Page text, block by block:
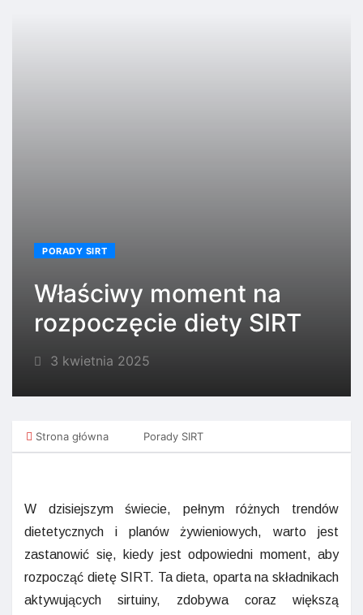
PORADY SIRT
Właściwy moment na
rozpoczęcie diety SIRT
3 kwietnia 2025
Strona główna Porady SIRT
W dzisiejszym świecie, pełnym różnych trendów
dietetycznych i planów żywieniowych, warto jest
zastanowić się, kiedy jest odpowiedni moment, aby
rozpocząć dietę SIRT. Ta dieta, oparta na składnikach
aktywujących sirtuiny, zdobywa coraz większą